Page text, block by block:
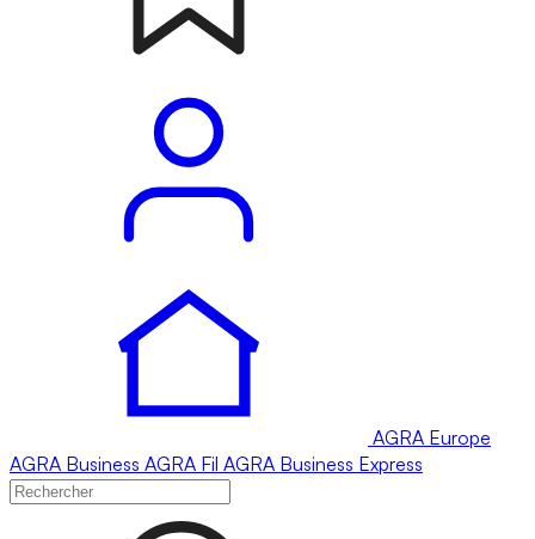
AGRA Europe
AGRA Business AGRA Fil AGRA Business Express